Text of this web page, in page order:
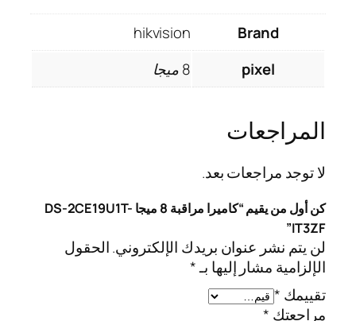
Brand
hikvision
pixel
8 ميجا
المراجعات
لا توجد مراجعات بعد.
كن أول من يقيم “كاميرا مراقبة 8 ميجا DS-2CE19U1T-
IT3ZF”
لن يتم نشر عنوان بريدك الإلكتروني.الحقول
الإلزامية مشار إليها بـ*
تقييمك *
مراجعتك *